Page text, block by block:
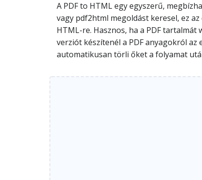
A PDF to HTML egy egyszerű,
vagy pdf2html megoldást keresel, ez
HTML-re. Hasznos, ha a PDF
verziót készítenél a PDF anyagokról
automatikusan törli őket a folyamat